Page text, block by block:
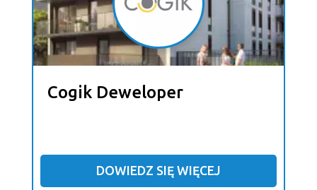
Cogik Deweloper
DOWIEDZ SIĘ WIĘCEJ